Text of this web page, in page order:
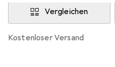
Vergleichen
kostenloser Versand